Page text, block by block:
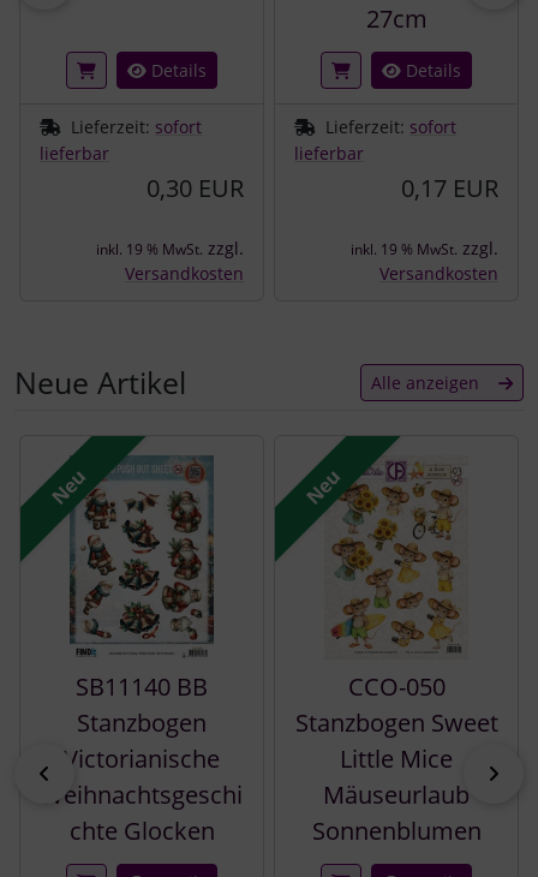
Details
Lieferzeit: sofort
lieferbar
0,30 EUR
inkl. 19 % MwSt. zzgl.
Versandkosten
27cm
Details
Lieferzeit: sofort
lieferbar
0,17 EUR
inkl. 19 % MwSt. zzgl.
Versandkosten
Neue Artikel Alle anzeigen
Es folgt ein Produktslider - navigieren Sie mit der Tab-
zurück
Neu
SB11140 BB
Stanzbogen
Victorianische
Weihnachtsgeschi
chte Glocken
Neu
CCO-050
Stanzbogen Sweet
Little Mice
Mäuseurlaub
Sonnenblumen